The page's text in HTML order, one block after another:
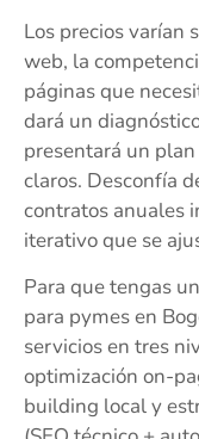
Los precios varían
web, la
páginas que
dará un
presentará un
claros. Desconfía
contratos anuales
iterativo que se
Para que tengas
para pymes en
servicios en tres
optimización on-
building local y